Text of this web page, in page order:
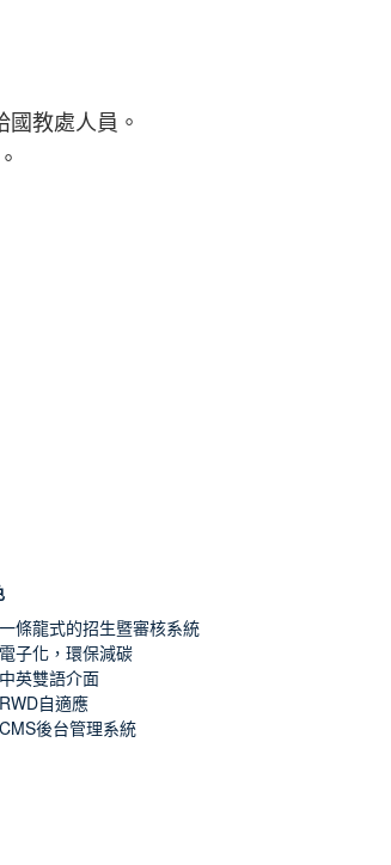
教處人員。
一條龍式的招生暨審核系統
電子化，環保減碳
中英雙語介面
RWD自適應
CMS後台管理系統